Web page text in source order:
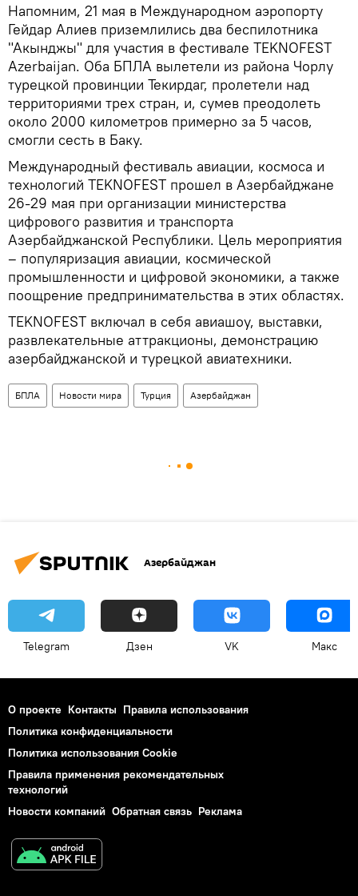
Напомним, 21 мая в Международном аэропорту
Гейдар Алиев приземлились два беспилотника
"Акынджы" для участия в фестивале TEKNOFEST
Azerbaijan. Оба БПЛА вылетели из района Чорлу
турецкой провинции Текирдаг, пролетели над
территориями трех стран, и, сумев преодолеть
около 2000 километров примерно за 5 часов,
смогли сесть в Баку.
Международный фестиваль авиации, космоса и
технологий TEKNOFEST прошел в Азербайджане
26-29 мая при организации министерства
цифрового развития и транспорта
Азербайджанской Республики. Цель мероприятия
– популяризация авиации, космической
промышленности и цифровой экономики, а также
поощрение предпринимательства в этих областях.
TEKNOFEST включал в себя авиашоу, выставки,
развлекательные аттракционы, демонстрацию
азербайджанской и турецкой авиатехники.
БПЛА Новости мира Турция Азербайджан
Азербайджан
Telegram Дзен VK Макс
О проекте Контакты Правила использования
Политика конфиденциальности
Политика использования Cookie
Правила применения рекомендательных
технологий
Новости компаний Обратная связь Реклама